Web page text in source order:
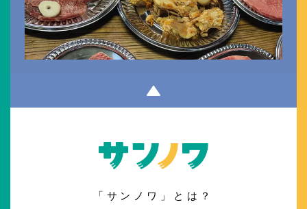
「サンノワ」とは？